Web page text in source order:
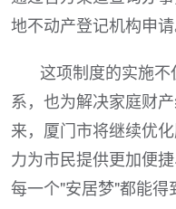
地不动产登记机构申请
这项制度的实施
系，也为解决家庭财
来，厦门市将继续优
力为市民提供更加便
每一个"安居梦"都能得